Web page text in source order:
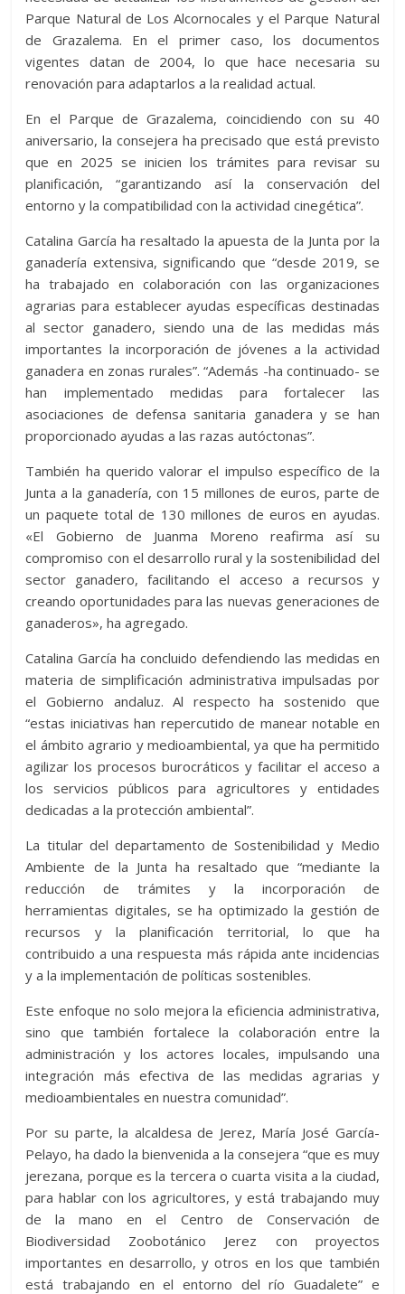
Parque Natural de Los Alcornocales y el Parque Natural
de Grazalema. En el primer caso, los documentos
vigentes datan de 2004, lo que hace necesaria su
renovación para adaptarlos a la realidad actual.
En el Parque de Grazalema, coincidiendo con su 40
aniversario, la consejera ha precisado que está previsto
que en 2025 se inicien los trámites para revisar su
planificación, “garantizando así la conservación del
entorno y la compatibilidad con la actividad cinegética”.
Catalina García ha resaltado la apuesta de la Junta por la
ganadería extensiva, significando que “desde 2019, se
ha trabajado en colaboración con las organizaciones
agrarias para establecer ayudas específicas destinadas
al sector ganadero, siendo una de las medidas más
importantes la incorporación de jóvenes a la actividad
ganadera en zonas rurales”. “Además -ha continuado- se
han implementado medidas para fortalecer las
asociaciones de defensa sanitaria ganadera y se han
proporcionado ayudas a las razas autóctonas”.
También ha querido valorar el impulso específico de la
Junta a la ganadería, con 15 millones de euros, parte de
un paquete total de 130 millones de euros en ayudas.
«El Gobierno de Juanma Moreno reafirma así su
compromiso con el desarrollo rural y la sostenibilidad del
sector ganadero, facilitando el acceso a recursos y
creando oportunidades para las nuevas generaciones de
ganaderos», ha agregado.
Catalina García ha concluido defendiendo las medidas en
materia de simplificación administrativa impulsadas por
el Gobierno andaluz. Al respecto ha sostenido que
“estas iniciativas han repercutido de manear notable en
el ámbito agrario y medioambiental, ya que ha permitido
agilizar los procesos burocráticos y facilitar el acceso a
los servicios públicos para agricultores y entidades
dedicadas a la protección ambiental”.
La titular del departamento de Sostenibilidad y Medio
Ambiente de la Junta ha resaltado que “mediante la
reducción de trámites y la incorporación de
herramientas digitales, se ha optimizado la gestión de
recursos y la planificación territorial, lo que ha
contribuido a una respuesta más rápida ante incidencias
y a la implementación de políticas sostenibles.
Este enfoque no solo mejora la eficiencia administrativa,
sino que también fortalece la colaboración entre la
administración y los actores locales, impulsando una
integración más efectiva de las medidas agrarias y
medioambientales en nuestra comunidad”.
Por su parte, la alcaldesa de Jerez, María José García-
Pelayo, ha dado la bienvenida a la consejera “que es muy
jerezana, porque es la tercera o cuarta visita a la ciudad,
para hablar con los agricultores, y está trabajando muy
de la mano en el Centro de Conservación de
Biodiversidad Zoobotánico Jerez con proyectos
importantes en desarrollo, y otros en los que también
está trabajando en el entorno del río Guadalete” e